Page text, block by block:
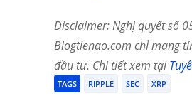
Disclaimer: Nghị quyết số
Blogtienao.com chỉ mang
đầu tư. Chi tiết xem tại
TAGS RIPPLE SEC XRP